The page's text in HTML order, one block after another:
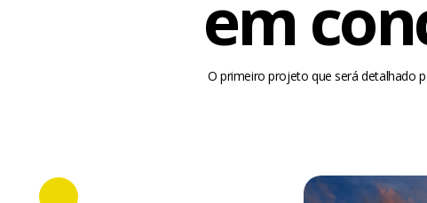
em
O primeiro projeto que será detalhado